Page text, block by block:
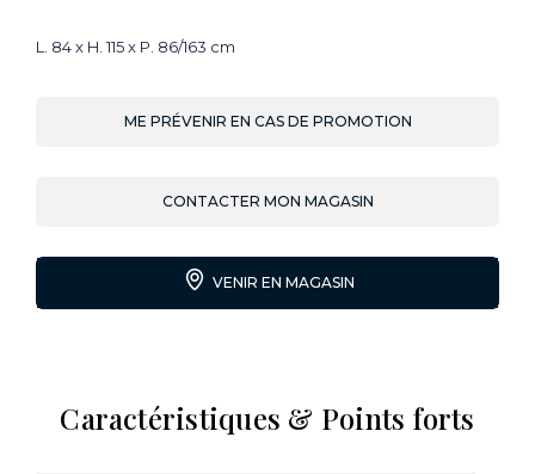
L. 84 x H. 115 x P. 86/163 cm
ME PRÉVENIR EN CAS DE PROMOTION
CONTACTER MON MAGASIN
VENIR EN MAGASIN
Caractéristiques & Points forts